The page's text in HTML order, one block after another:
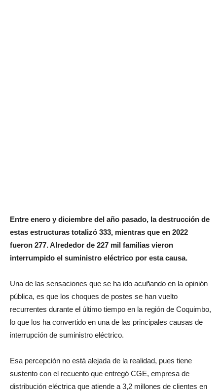
Entre enero y diciembre del año pasado, la destrucción de
estas estructuras totalizó 333, mientras que en 2022
fueron 277. Alrededor de 227 mil familias vieron
interrumpido el suministro eléctrico por esta causa.
Una de las sensaciones que se ha ido acuñando en la opinión
pública, es que los choques de postes se han vuelto
recurrentes durante el último tiempo en la región de Coquimbo,
lo que los ha convertido en una de las principales causas de
interrupción de suministro eléctrico.
Esa percepción no está alejada de la realidad, pues tiene
sustento con el recuento que entregó CGE, empresa de
distribución eléctrica que atiende a 3,2 millones de clientes en